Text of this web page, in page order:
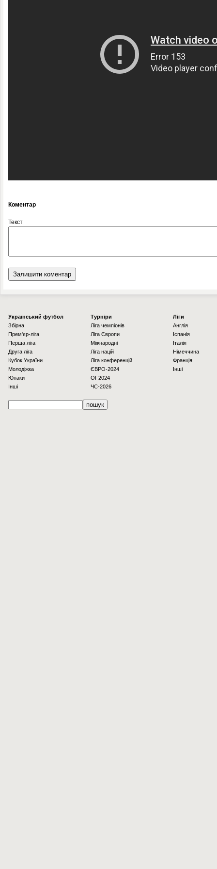
Коментар
Текст
Українcький футбол
Збірна
Прем'єр-ліга
Перша ліга
Друга ліга
Кубок України
Молодіжка
Юнаки
Інші
Турніри
Ліга чемпіонів
Ліга Європи
Міжнародні
Ліга націй
Ліга конференцій
ЄВРО-2024
OI-2024
ЧС-2026
Ліги
Англія
Іспанія
Італія
Німеччина
Франція
Інші